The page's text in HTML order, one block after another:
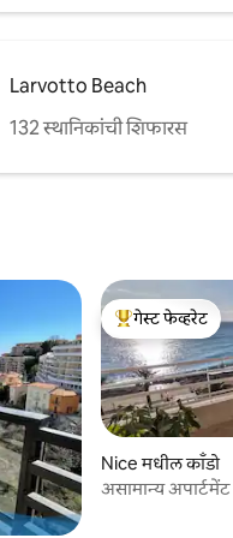
Larvotto Beach
132 स्थानिकांची शिफारस
टॉप गेस्ट फेव्हरेट
गेस्ट फेव्हरेट
Nice मधील काँडो
असामान्य